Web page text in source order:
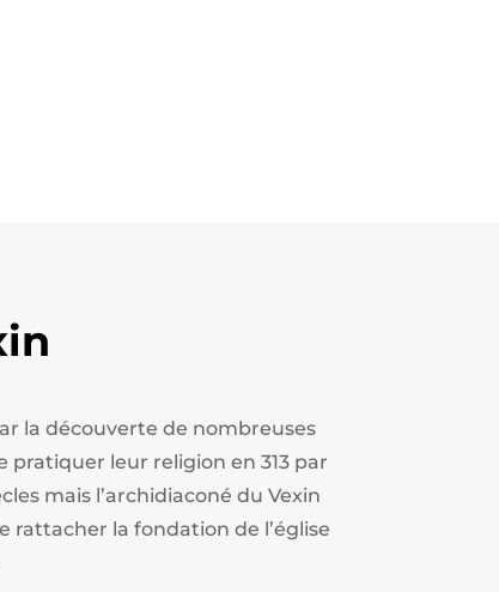
la découverte de nombreuses
leur religion en 313 par
mais l’archidiaconé du Vexin
rattacher la fondation de l’église